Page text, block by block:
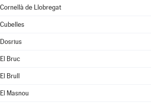
Cornellà de Llobregat
Cubelles
Dosrius
El Bruc
El Brull
El Masnou